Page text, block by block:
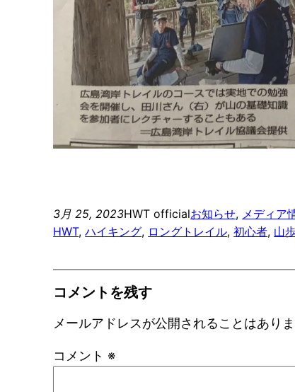
3月 25, 2023HWT officialお知らせ, メディア
HWT, ハイキング, ロングトレイル, 初心者, 山
コメントを残す
メールアドレスが公開されることはありま
コメント ※